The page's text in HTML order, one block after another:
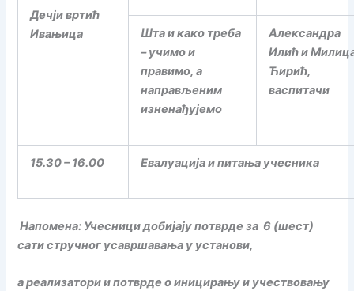
Дечји вртић
Ивањица
Шта и како треба
– учимо и
правимо, а
направљеним
изненађујемо
Александра
Илић и
Ћирић,
васпитачи
15.30 – 16.00 Евалуација и питања учесника
Напомена: Учесници добијају потврде за 6 (шест)
сати стручног усавршавања у установи,
а реализатори и потврде о иницирању и учествовању